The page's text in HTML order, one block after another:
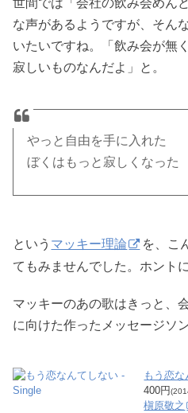
世間では「会社の飲み会めん
な声があるようですが、そん
いたいですね。「飲み会が無
寂しいものなんだよ」と。
やっと自由を手に入れた
ぼくはもっと寂しくなった
という マッキー理論
を、こ
てもみませんでした。ホント
マッキーのあの歌はきっと、
に向けた作ったメッセージソ
もう恋
400円
槇原敬之